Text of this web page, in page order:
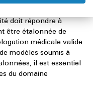
doit répondre à
être étalonnée de
médicale valide
modèles soumis à
il est essentiel
du domaine